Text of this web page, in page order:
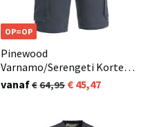
OP=OP
Pinewood
Varnamo/Serengeti Korte
Broek Heren Dark Navy (314)
vanaf 64,95 45,47